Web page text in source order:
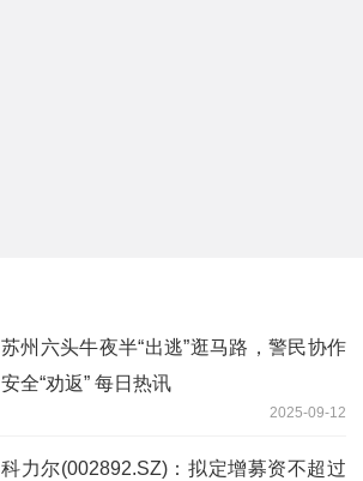
苏州六头牛夜半“出逃”逛马路，警民协作
安全“劝返” 每日热讯
2025-09-12
科力尔(002892.SZ)：拟定增募资不超过